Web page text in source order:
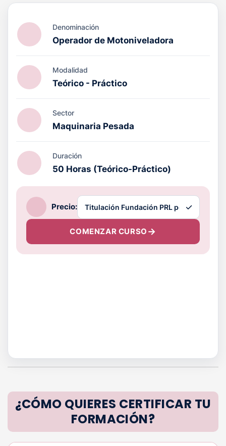
Denominación
Operador de Motoniveladora
Modalidad
Teórico - Práctico
Sector
Maquinaria Pesada
Duración
50 Horas (Teórico-Práctico)
Precio:
COMENZAR CURSO
¿CÓMO QUIERES CERTIFICAR TU
FORMACIÓN?